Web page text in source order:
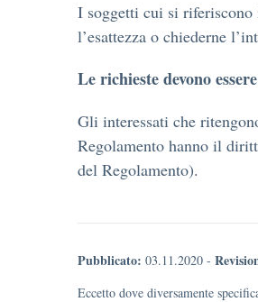
I soggetti cui si riferiscono
l’esattezza o chiederne
Le richieste devono
Gli interessati che
Regolamento hanno il
del Regolamento).
Pubblicato: 03.11.2020 -
Eccetto dove diversamente